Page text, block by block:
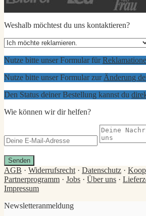
Weshalb möchtest du uns kontaktieren?
Nutze bitte unser Formular für
Nutze bitte unser Formular zur Änderung
Den Status deiner Bestellung kannst du
Wie können wir dir helfen?
Senden
AGB · Widerrufsrecht · Datenschutz ·
Partnerprogramm · Jobs · Über uns ·
Impressum
Newsletteranmeldung